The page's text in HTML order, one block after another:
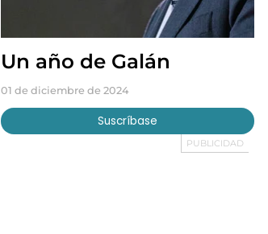
Un año de Galán
01 de diciembre de 2024
Suscríbase